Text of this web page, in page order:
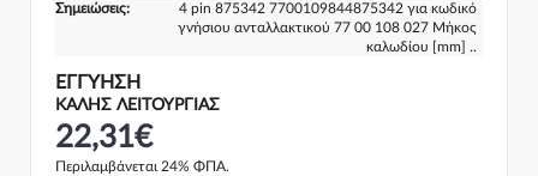
Σημειώσεις:
4 pin 875342 7700109844875342 για κωδικό
γνήσιου ανταλλακτικού 77 00 108 027 Μήκος
καλωδίου [mm] ..
ΕΓΓΎΗΣΗ
ΚΑΛΗΣ ΛΕΙΤΟΥΡΓΙΑΣ
22,31€
Περιλαμβάνεται 24% ΦΠΑ.